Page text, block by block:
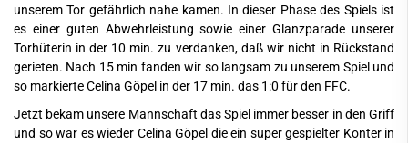
unserem Tor gefährlich nahe kamen. In dieser Phase des Spiels ist
es einer guten Abwehrleistung sowie einer Glanzparade unserer
Torhüterin in der 10 min. zu verdanken, daß wir nicht in Rückstand
gerieten. Nach 15 min fanden wir so langsam zu unserem Spiel und
so markierte Celina Göpel in der 17 min. das 1:0 für den FFC.
Jetzt bekam unsere Mannschaft das Spiel immer besser in den Griff
und so war es wieder Celina Göpel die ein super gespielter Konter in